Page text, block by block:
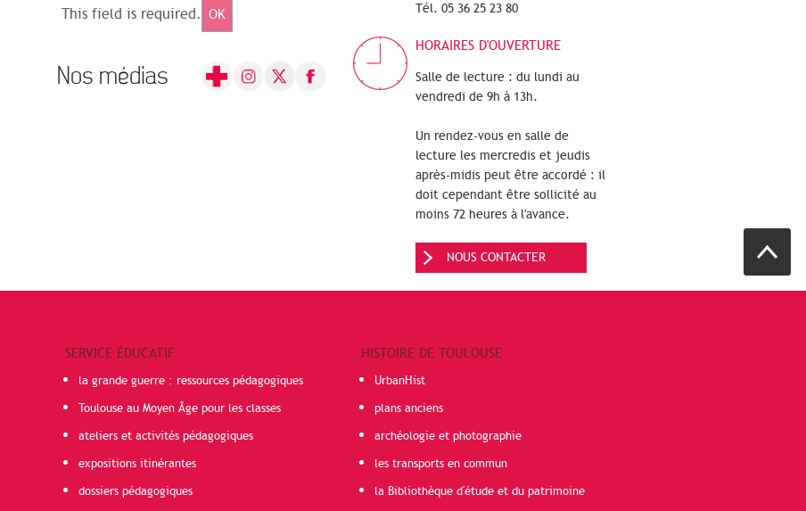
This field is required. OK
Nos médias
Tél. 05 36 25 23 80
HORAIRES D'OUVERTURE
Salle de lecture : du lundi au
vendredi de 9h à 13h.
Un rendez-vous en salle de
lecture les mercredis et jeudis
après-midis peut être accordé : il
doit cependant être sollicité au
moins 72 heures à l'avance.
NOUS CONTACTER
SERVICE ÉDUCATIF
la grande guerre : ressources pédagogiques
Toulouse au Moyen Âge pour les classes
ateliers et activités pédagogiques
expositions itinérantes
dossiers pédagogiques
HISTOIRE DE TOULOUSE
UrbanHist
plans anciens
archéologie et photographie
les transports en commun
la Bibliothèque d'étude et du patrimoine